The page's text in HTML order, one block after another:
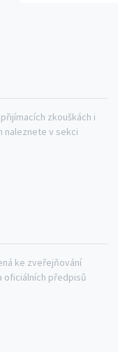
zkouškách i
naleznete v sekci
ke zveřejňování
oficiálních předpisů